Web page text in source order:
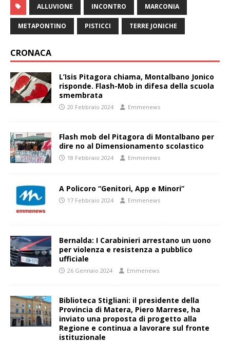
ALLUVIONE INCONTRO MARCONIA
METAPONTINO PISTICCI TERRE JONICHE
CRONACA
L’Isis Pitagora chiama, Montalbano Jonico
risponde. Flash-Mob in difesa della scuola
smembrata
20 Febbraio 2024 Emmenews
Flash mob del Pitagora di Montalbano per
dire no al Dimensionamento scolastico
18 Febbraio 2024 Emmenews
A Policoro “Genitori, App e Minori”
17 Febbraio 2024 Emmenews
Bernalda: I Carabinieri arrestano un uono
per violenza e resistenza a pubblico
ufficiale
26 Gennaio 2024 Emmenews
Biblioteca Stigliani: il presidente della
Provincia di Matera, Piero Marrese, ha
inviato una proposta di progetto alla
Regione e continua a lavorare sul fronte
istituzionale